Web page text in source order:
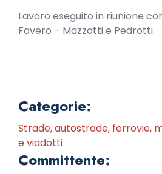
Lavoro eseguito in riunione
Favero – Mazzotti e Pedrotti
Categorie:
Strade, autostrade, ferrovie,
e viadotti
Committente: